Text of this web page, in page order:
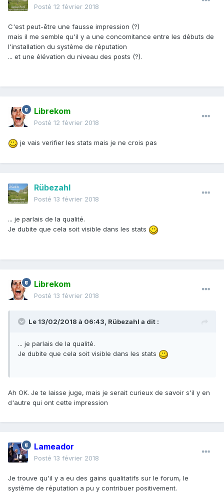
Posté 12 février 2018
C'est peut-être une fausse impression (?)
mais il me semble qu'il y a une concomitance entre les débuts de
l'installation du système de réputation
... et une élévation du niveau des posts (?).
Librekom
Posté 12 février 2018
je vais verifier les stats mais je ne crois pas
Rübezahl
Posté 13 février 2018
... je parlais de la qualité.
Je dubite que cela soit visible dans les stats
Librekom
Posté 13 février 2018
Le 13/02/2018 à 06:43, Rübezahl a dit :
... je parlais de la qualité.
Je dubite que cela soit visible dans les stats
Ah OK. Je te laisse juge, mais je serait curieux de savoir s'il y en
d'autre qui ont cette impression
Lameador
Posté 13 février 2018
Je trouve qu'il y a eu des gains qualitatifs sur le forum, le
système de réputation a pu y contribuer positivement.